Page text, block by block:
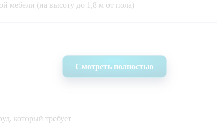
мебели (на высоту до 1,8 м от пола)
Смотреть полностью
который требует